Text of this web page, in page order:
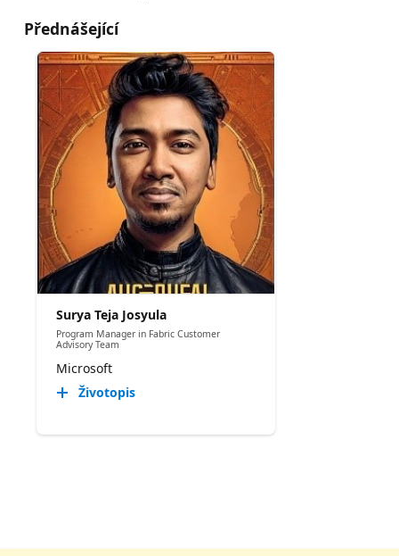
Přednášející
Surya Teja Josyula
Program Manager in Fabric Customer
Advisory Team
Microsoft
Životopis